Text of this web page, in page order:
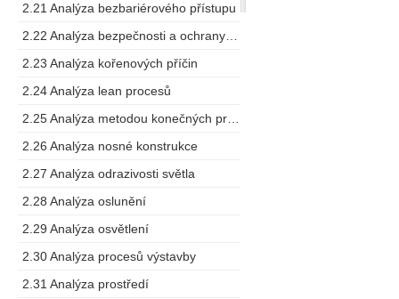
2.21 Analýza bezbariérového přístupu
2.23 Analýza kořenových příčin
2.24 Analýza lean procesů
2.26 Analýza nosné konstrukce
2.27 Analýza odrazivosti světla
2.28 Analýza oslunění
2.29 Analýza osvětlení
2.30 Analýza procesů výstavby
2.31 Analýza prostředí